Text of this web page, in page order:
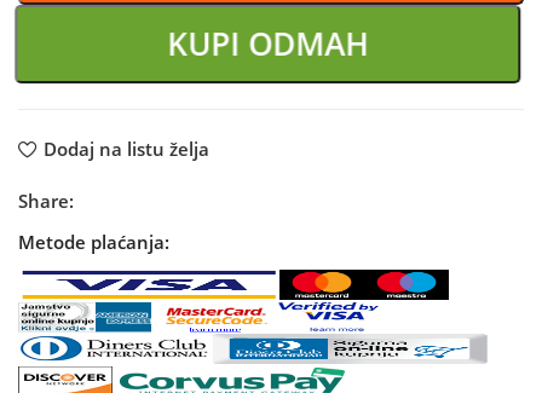
KUPI ODMAH
Dodaj na listu želja
Share:
Metode plaćanja: